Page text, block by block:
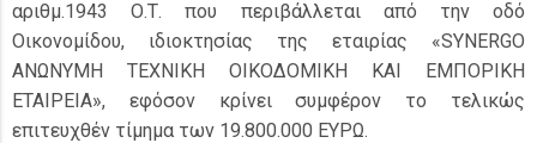
αριθμ.1943 Ο.Τ. που περιβάλλεται από την οδό
Οικονομίδου, ιδιοκτησίας της εταιρίας «SYNERGO
ΑΝΩΝΥΜΗ ΤΕΧΝΙΚΗ ΟΙΚΟΔΟΜΙΚΗ ΚΑΙ ΕΜΠΟΡΙΚΗ
ΕΤΑΙΡΕΙΑ», εφόσον κρίνει συμφέρον το τελικώς
επιτευχθέν τίμημα των 19.800.000 ΕΥΡΩ.